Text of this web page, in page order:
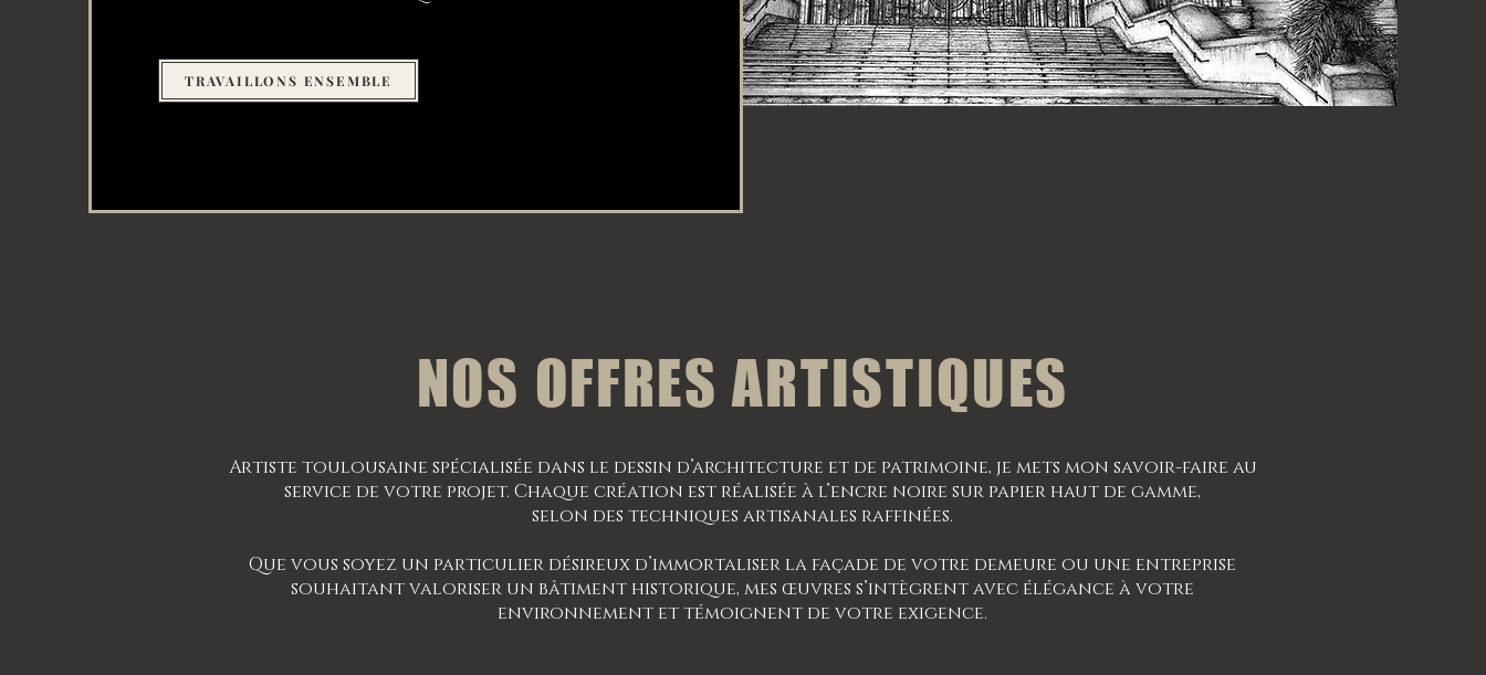
TRAVAILLONS ENSEMBLE
NOS OFFRES ARTISTIQUES
Artiste toulousaine spécialisée dans le dessin d’architecture et de patrimoine, je mets mon savoir-faire au
service de votre projet. Chaque création est réalisée à l’encre noire sur papier haut de gamme,
selon des techniques artisanales raffinées.
Que vous soyez un particulier désireux d’immortaliser la façade de votre demeure ou une entreprise
souhaitant valoriser un bâtiment historique, mes œuvres s’intègrent avec élégance à votre
environnement et témoignent de votre exigence.